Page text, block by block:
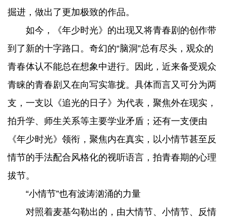
掘进，做出了更加极致的作品。
如今，《年少时光》的出现又将青春剧的创作带
到了新的十字路口。奇幻的“脑洞”总有尽头，观众的
青春体认不能总在想象中进行。因此，近来备受观众
青睐的青春剧又在向写实靠拢。具体而言又可分为两
支，一支以《追光的日子》为代表，聚焦外在现实，
拍升学、师生关系等主要学业矛盾；还有一支便由
《年少时光》领衔，聚焦内在真实，以小情节甚至反
情节的手法配合风格化的视听语言，拍青春期的心理
拔节。
“小情节”也有波涛汹涌的力量
对照着麦基勾勒出的，由大情节、小情节、反情